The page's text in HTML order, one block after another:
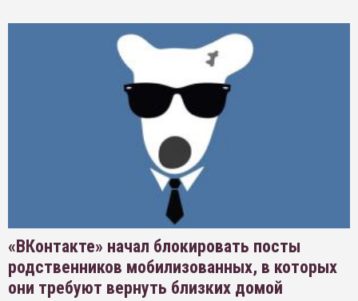
«ВКонтакте» начал блокировать посты
родственников мобилизованных, в которых
они требуют вернуть близких домой